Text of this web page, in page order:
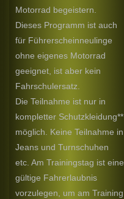
Motorrad begeistern.
Dieses Programm ist auch
für Führerscheinneulinge
ohne eigenes Motorrad
geeignet, ist aber kein
Fahrschulersatz.
Die Teilnahme ist nur in
kompletter Schutzkleidung**
möglich. Keine Teilnahme in
Jeans und Turnschuhen
etc. Am Trainingstag ist eine
gültige Fahrerlaubnis
vorzulegen, um am Training